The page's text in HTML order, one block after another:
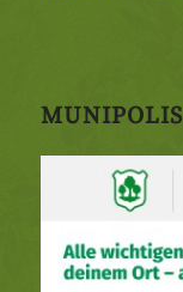
MUNIPOLIS